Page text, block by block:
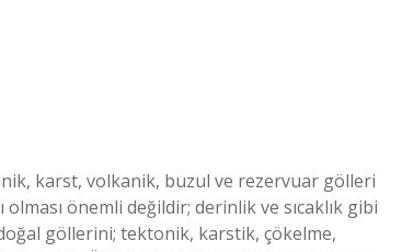
karst, volkanik, buzul ve rezervuar gölleri
olması önemli değildir; derinlik ve sıcaklık gibi
göllerini; tektonik, karstik, çökelme,